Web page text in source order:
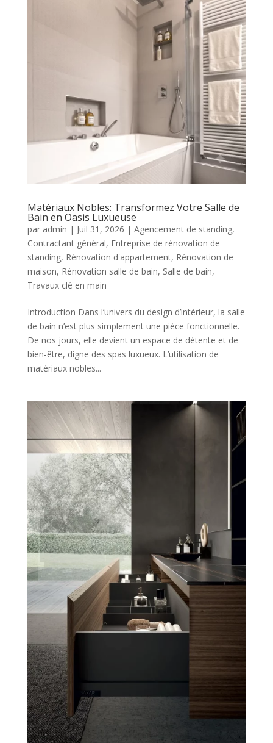
Matériaux Nobles: Transformez Votre Salle de
Bain en Oasis Luxueuse
par admin | Juil 31, 2026 | Agencement de standing,
Contractant général, Entreprise de rénovation de
standing, Rénovation d'appartement, Rénovation de
maison, Rénovation salle de bain, Salle de bain,
Travaux clé en main
Introduction Dans l’univers du design d’intérieur, la salle
de bain n’est plus simplement une pièce fonctionnelle.
De nos jours, elle devient un espace de détente et de
bien-être, digne des spas luxueux. L’utilisation de
matériaux nobles...